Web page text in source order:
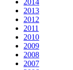
2014
2013
2012
2011
2010
2009
2008
2007